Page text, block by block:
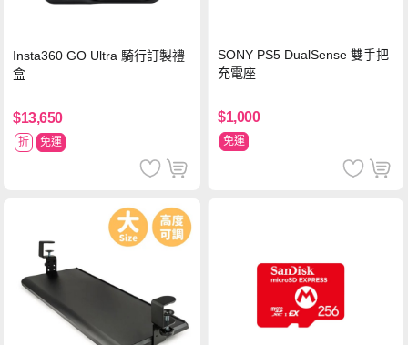
Insta360 GO Ultra 騎行訂製禮
盒
$13,650
折 免運
SONY PS5 DualSense 雙手把
充電座
$1,000
免運